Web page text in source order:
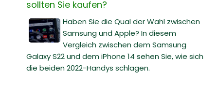
sollten Sie kaufen?
Haben Sie die Qual der Wahl zwischen
Samsung und Apple? In diesem
Vergleich zwischen dem Samsung
Galaxy S22 und dem iPhone 14 sehen Sie, wie sich
die beiden 2022-Handys schlagen.